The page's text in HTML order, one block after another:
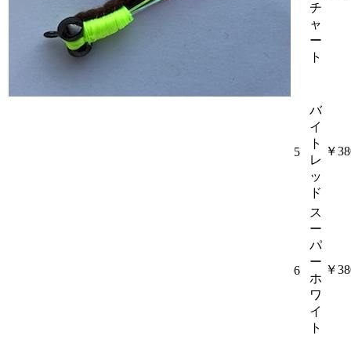
チ
ャ
ー
ト
5
バ
イ
ト
レ
ッ
ド
￥
6
ス
ー
パ
ー
ホ
ワ
イ
ト
￥